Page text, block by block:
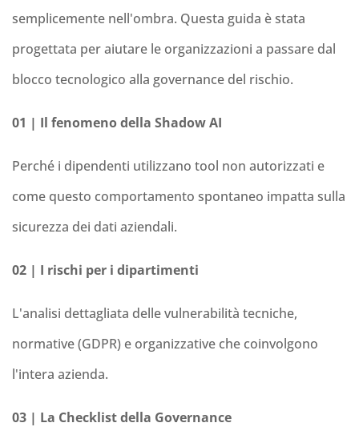
semplicemente nell'ombra. Questa guida è stata
progettata per aiutare le organizzazioni a passare dal
blocco tecnologico alla governance del rischio.
01 | Il fenomeno della Shadow AI
Perché i dipendenti utilizzano tool non autorizzati e
come questo comportamento spontaneo impatta sulla
sicurezza dei dati aziendali.
02 | I rischi per i dipartimenti
L'analisi dettagliata delle vulnerabilità tecniche,
normative (GDPR) e organizzative che coinvolgono
l'intera azienda.
03 | La Checklist della Governance